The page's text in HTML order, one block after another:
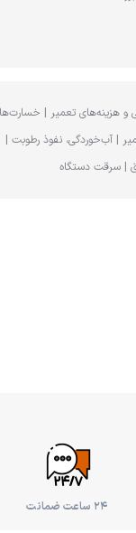
و هزینه‌های تعمیر |
| آب‌خوردگی، نفوذ رطوبت |
| سرقت دستگاه
۲۴ ساعت ضمانت